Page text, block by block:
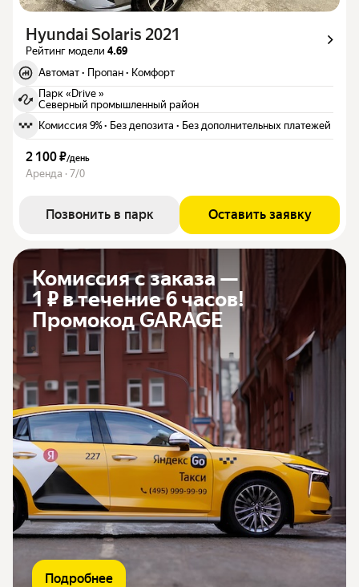
Hyundai Solaris 2021
Рейтинг модели 4.69
Автомат · Пропан · Комфорт
Парк «Drive »
Северный промышленный район
Комиссия 9%· Без депозита · Без дополнительных платежей
2 100 ₽/день
Аренда · 7/0
Позвонить в парк Оставить заявку
Комиссия с заказа —
1 ₽ в течение 6 часов!
Промокод GARAGE
Подробнее